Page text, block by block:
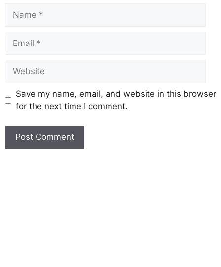
Save my name, email, and website in this browser
for the next time I comment.